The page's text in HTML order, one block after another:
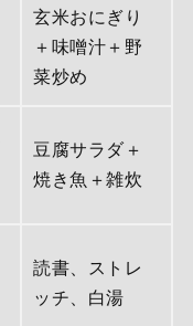
玄米おにぎり
＋味噌汁＋野
菜炒め
豆腐サラダ＋
焼き魚＋雑炊
読書、ストレ
ッチ、白湯